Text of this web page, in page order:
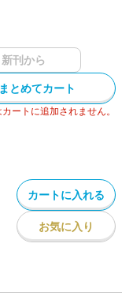
新刊から
まとめてカート
ートに追加されません。
カートに入れる
お気に入り